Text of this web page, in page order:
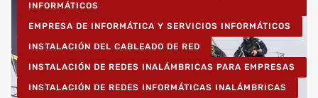
INFORMÁTICOS
EMPRESA DE INFORMÁTICA Y SERVICIOS INFORMÁTICOS
INSTALACIÓN DEL CABLEADO DE RED
INSTALACIÓN DE REDES INALÁMBRICAS PARA EMPRESAS
INSTALACIÓN DE REDES INFORMÁTICAS INALÁMBRICAS